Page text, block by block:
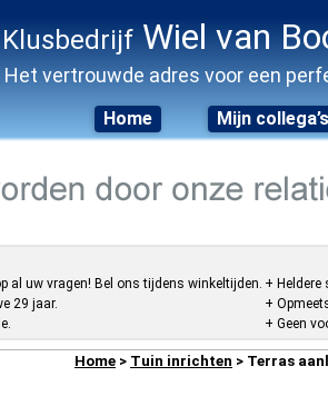
Klusbedrijf Wiel van
Het vertrouwde adres voor een
Home Mijn collega’s
al uw vragen! Bel ons tijdens winkeltijden.
29 jaar.
+ Heldere
+
+ Geen
Home > Tuin inrichten > Terras